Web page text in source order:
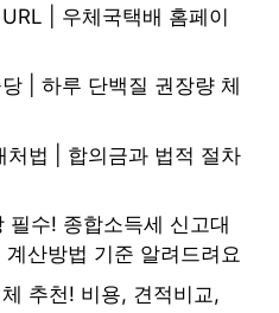
| 우체국택배 홈페이
| 하루 단백질 권장량 체
처법 | 합의금과 법적 절차
수! 종합소득세 신고대
산방법 기준 알려드려요
추천! 비용, 견적비교,